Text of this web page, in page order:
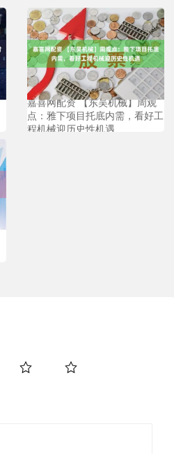
嘉喜网配资 【东吴机械】周观
点：雅下项目托底内需，看好工
程机械迎历史性机遇